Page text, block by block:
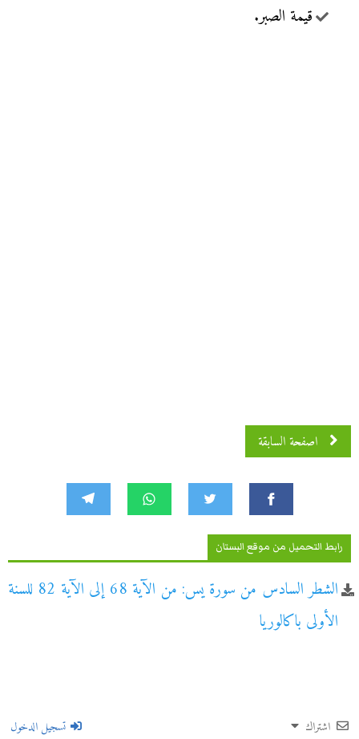
قيمة الصبر.
اصفحة السابقة
رابط التحميل من موقع البستان
الشطر السادس من سورة يس: من الآية 68 إلى الآية 82 للسنة
الأولى باكالوريا
اشتراك تسجيل الدخول